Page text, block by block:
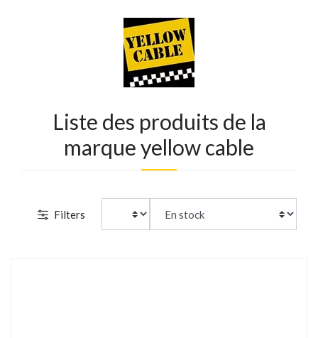
Liste des produits de la
marque yellow cable
Filters